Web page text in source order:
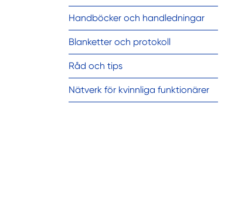
Handböcker och handledningar
Blanketter och protokoll
Råd och tips
Nätverk för kvinnliga funktionärer